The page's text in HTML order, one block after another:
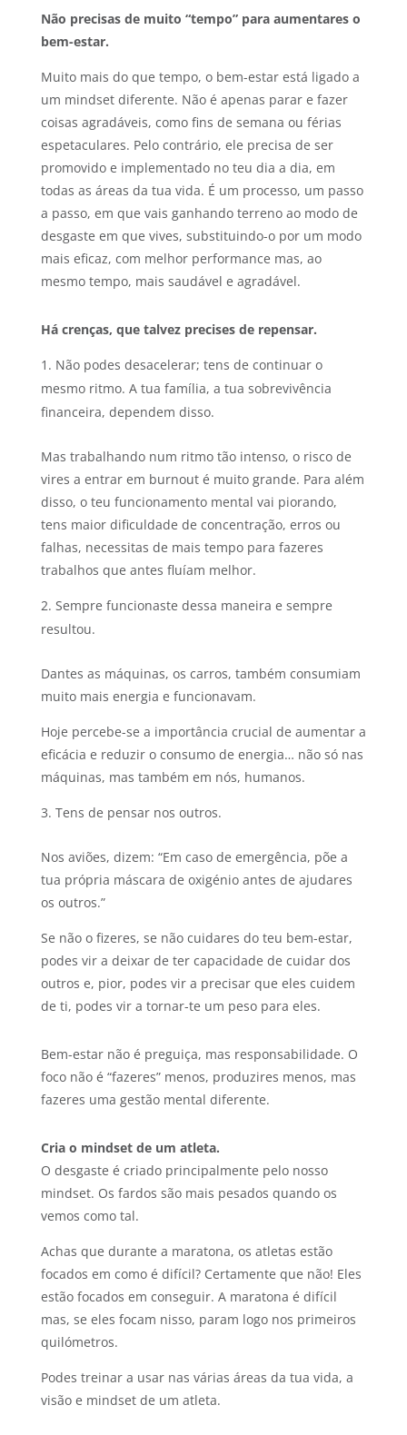
Não precisas de muito “tempo” para aumentares o
bem-estar.
Muito mais do que tempo, o bem-estar está ligado a
um mindset diferente. Não é apenas parar e fazer
coisas agradáveis, como fins de semana ou férias
espetaculares. Pelo contrário, ele precisa de ser
promovido e implementado no teu dia a dia, em
todas as áreas da tua vida. É um processo, um passo
a passo, em que vais ganhando terreno ao modo de
desgaste em que vives, substituindo-o por um modo
mais eficaz, com melhor performance mas, ao
mesmo tempo, mais saudável e agradável.
Há crenças, que talvez precises de repensar.
Não podes desacelerar; tens de continuar o
mesmo ritmo. A tua família, a tua sobrevivência
financeira, dependem disso.
Mas trabalhando num ritmo tão intenso, o risco de
vires a entrar em burnout é muito grande. Para além
disso, o teu funcionamento mental vai piorando,
tens maior dificuldade de concentração, erros ou
falhas, necessitas de mais tempo para fazeres
trabalhos que antes fluíam melhor.
Sempre funcionaste dessa maneira e sempre
resultou.
Dantes as máquinas, os carros, também consumiam
muito mais energia e funcionavam.
Hoje percebe-se a importância crucial de aumentar a
eficácia e reduzir o consumo de energia… não só nas
máquinas, mas também em nós, humanos.
Tens de pensar nos outros.
Nos aviões, dizem: “Em caso de emergência, põe a
tua própria máscara de oxigénio antes de ajudares
os outros.”
Se não o fizeres, se não cuidares do teu bem-estar,
podes vir a deixar de ter capacidade de cuidar dos
outros e, pior, podes vir a precisar que eles cuidem
de ti, podes vir a tornar-te um peso para eles.
Bem-estar não é preguiça, mas responsabilidade. O
foco não é “fazeres” menos, produzires menos, mas
fazeres uma gestão mental diferente.
Cria o mindset de um atleta.
O desgaste é criado principalmente pelo nosso
mindset. Os fardos são mais pesados quando os
vemos como tal.
Achas que durante a maratona, os atletas estão
focados em como é difícil? Certamente que não! Eles
estão focados em conseguir. A maratona é difícil
mas, se eles focam nisso, param logo nos primeiros
quilómetros.
Podes treinar a usar nas várias áreas da tua vida, a
visão e mindset de um atleta.